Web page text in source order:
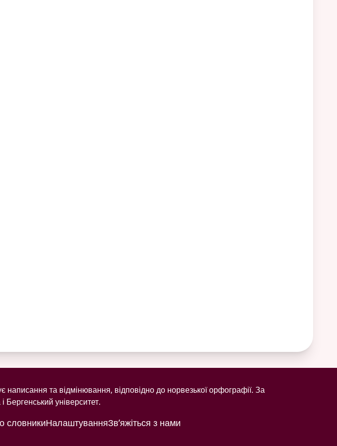
написання та відмінювання, відповідно до норвезької орфографії. За
Бергенський університет.
словникиНалаштуванняЗв’яжіться з нами